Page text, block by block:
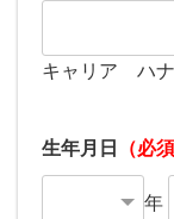
キャリア ハナ
生年月日 （必須
年